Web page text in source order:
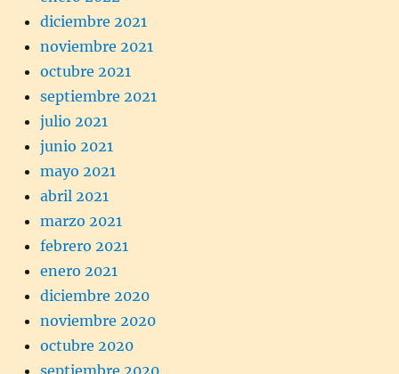
diciembre 2021
noviembre 2021
octubre 2021
septiembre 2021
julio 2021
junio 2021
mayo 2021
abril 2021
marzo 2021
febrero 2021
enero 2021
diciembre 2020
noviembre 2020
octubre 2020
septiembre 2020